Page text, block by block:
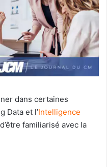
dans certaines
Data et l’Intelligence
familiarisé avec la